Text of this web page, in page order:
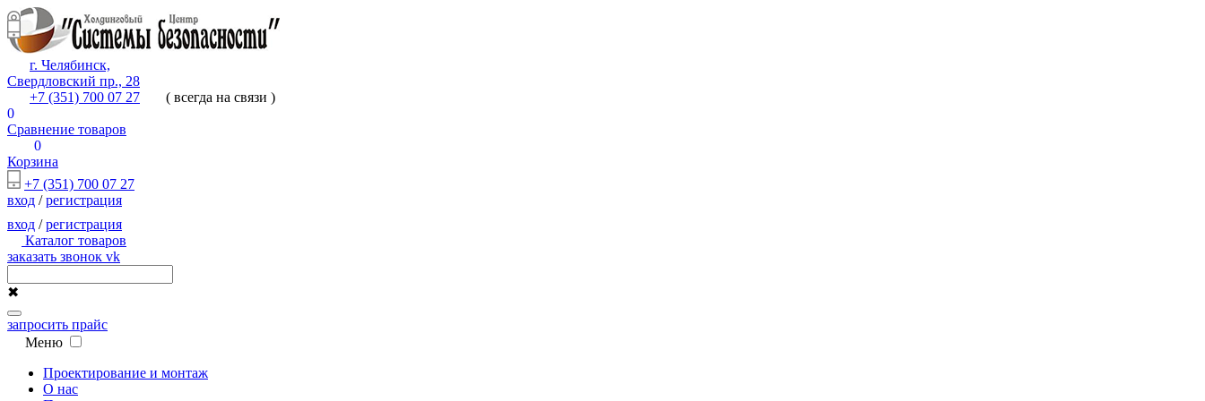
г. Челябинск,
Свердловский пр., 28
+7 (351) 700 07 27
( всегда на связи )
0
Сравнение товаров
0
Корзина
+7 (351) 700 07 27
вход /регистрация
вход /регистрация
Каталог товаров
заказать звонок vk
✖
запросить прайс
Меню
Проектирование и монтаж
О нас